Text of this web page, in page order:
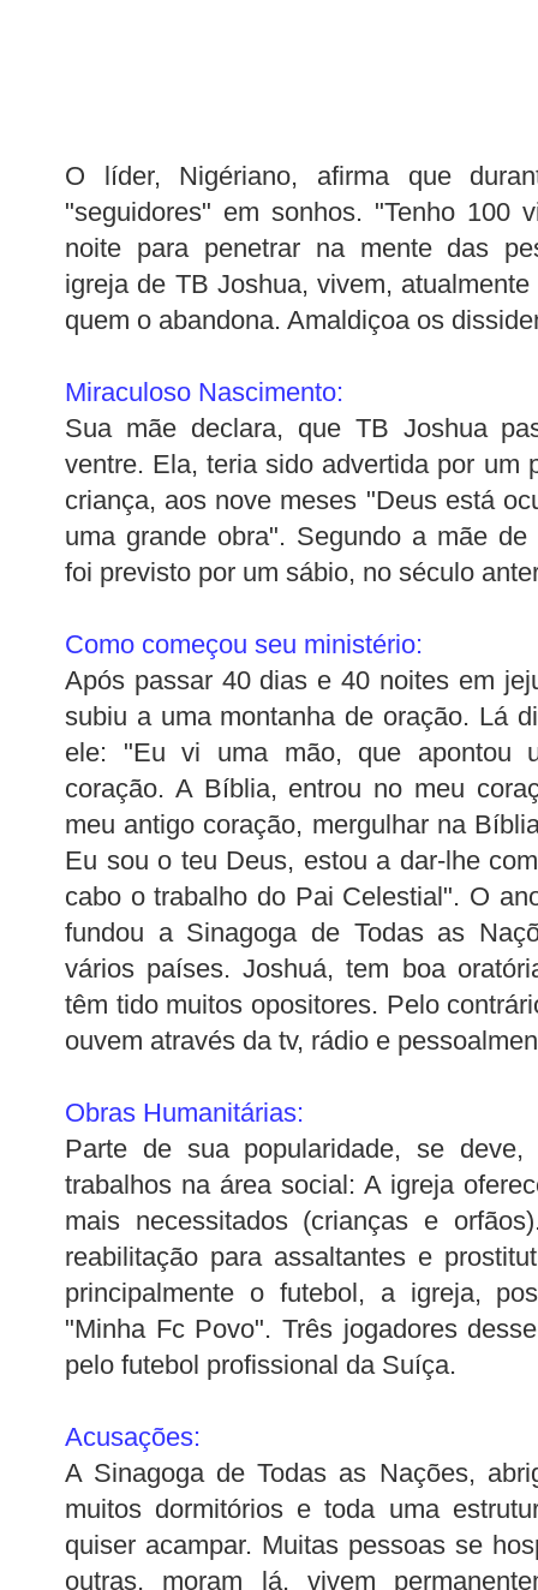
O líder, Nigériano, afirma que
"seguidores" em sonhos. "Tenho 100
noite para penetrar na mente das
igreja de TB Joshua, vivem, atualmente
quem o abandona. Amaldiçoa os
Miraculoso Nascimento:
Sua mãe declara, que TB Joshua
ventre. Ela, teria sido advertida por um
criança, aos nove meses "Deus está
uma grande obra". Segundo a mãe de
foi previsto por um sábio, no século
Como começou seu ministério:
Após passar 40 dias e 40 noites em
subiu a uma montanha de oração. Lá
ele: "Eu vi uma mão, que apontou
coração. A Bíblia, entrou no meu
meu antigo coração, mergulhar na
Eu sou o teu Deus, estou a dar-lhe
cabo o trabalho do Pai Celestial". O
fundou a Sinagoga de Todas as
vários países.Joshuá, tem boa
têm tido muitos opositores. Pelo
ouvem através da tv, rádio e
Obras Humanitárias:
Parte de sua popularidade, se
trabalhos na área social: A igreja
mais necessitados (crianças e orfãos
reabilitação para assaltantes e
principalmente o futebol, a igreja,
"Minha FcPovo". Três jogadores
pelo futebol profissional da Suíça.
Acusações:
A Sinagoga de Todas as Nações,
muitos dormitórios e toda uma
quiser acampar. Muitas pessoas se
outras, moram lá, vivem